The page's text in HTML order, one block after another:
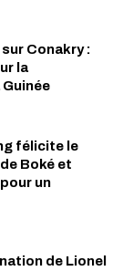
Conakry :
la
félicite le
Boké et
un
de Lionel